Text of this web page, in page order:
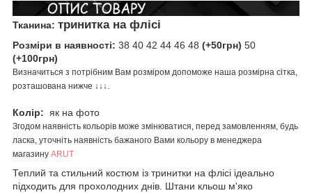
Тканина: тринитка на флісі
Розміри в наявності: 38 40 42 44 46 48 (+50грн) 50
(+100грн)
Визначиться з потрібним Вам розміром допоможе наша розмірна сітка,
розташована нижче ↓↓↓.
Колір: як на фото
Згодом наявність кольорів може змінюватися, перед замовленням, будь
ласка, уточніть наявність бажаного Вами кольору в менеджера
магазину ARUT
Теплий та стильний костюм із тринитки на флісі ідеально
підходить для прохолодних днів. Штани кльош м'яко